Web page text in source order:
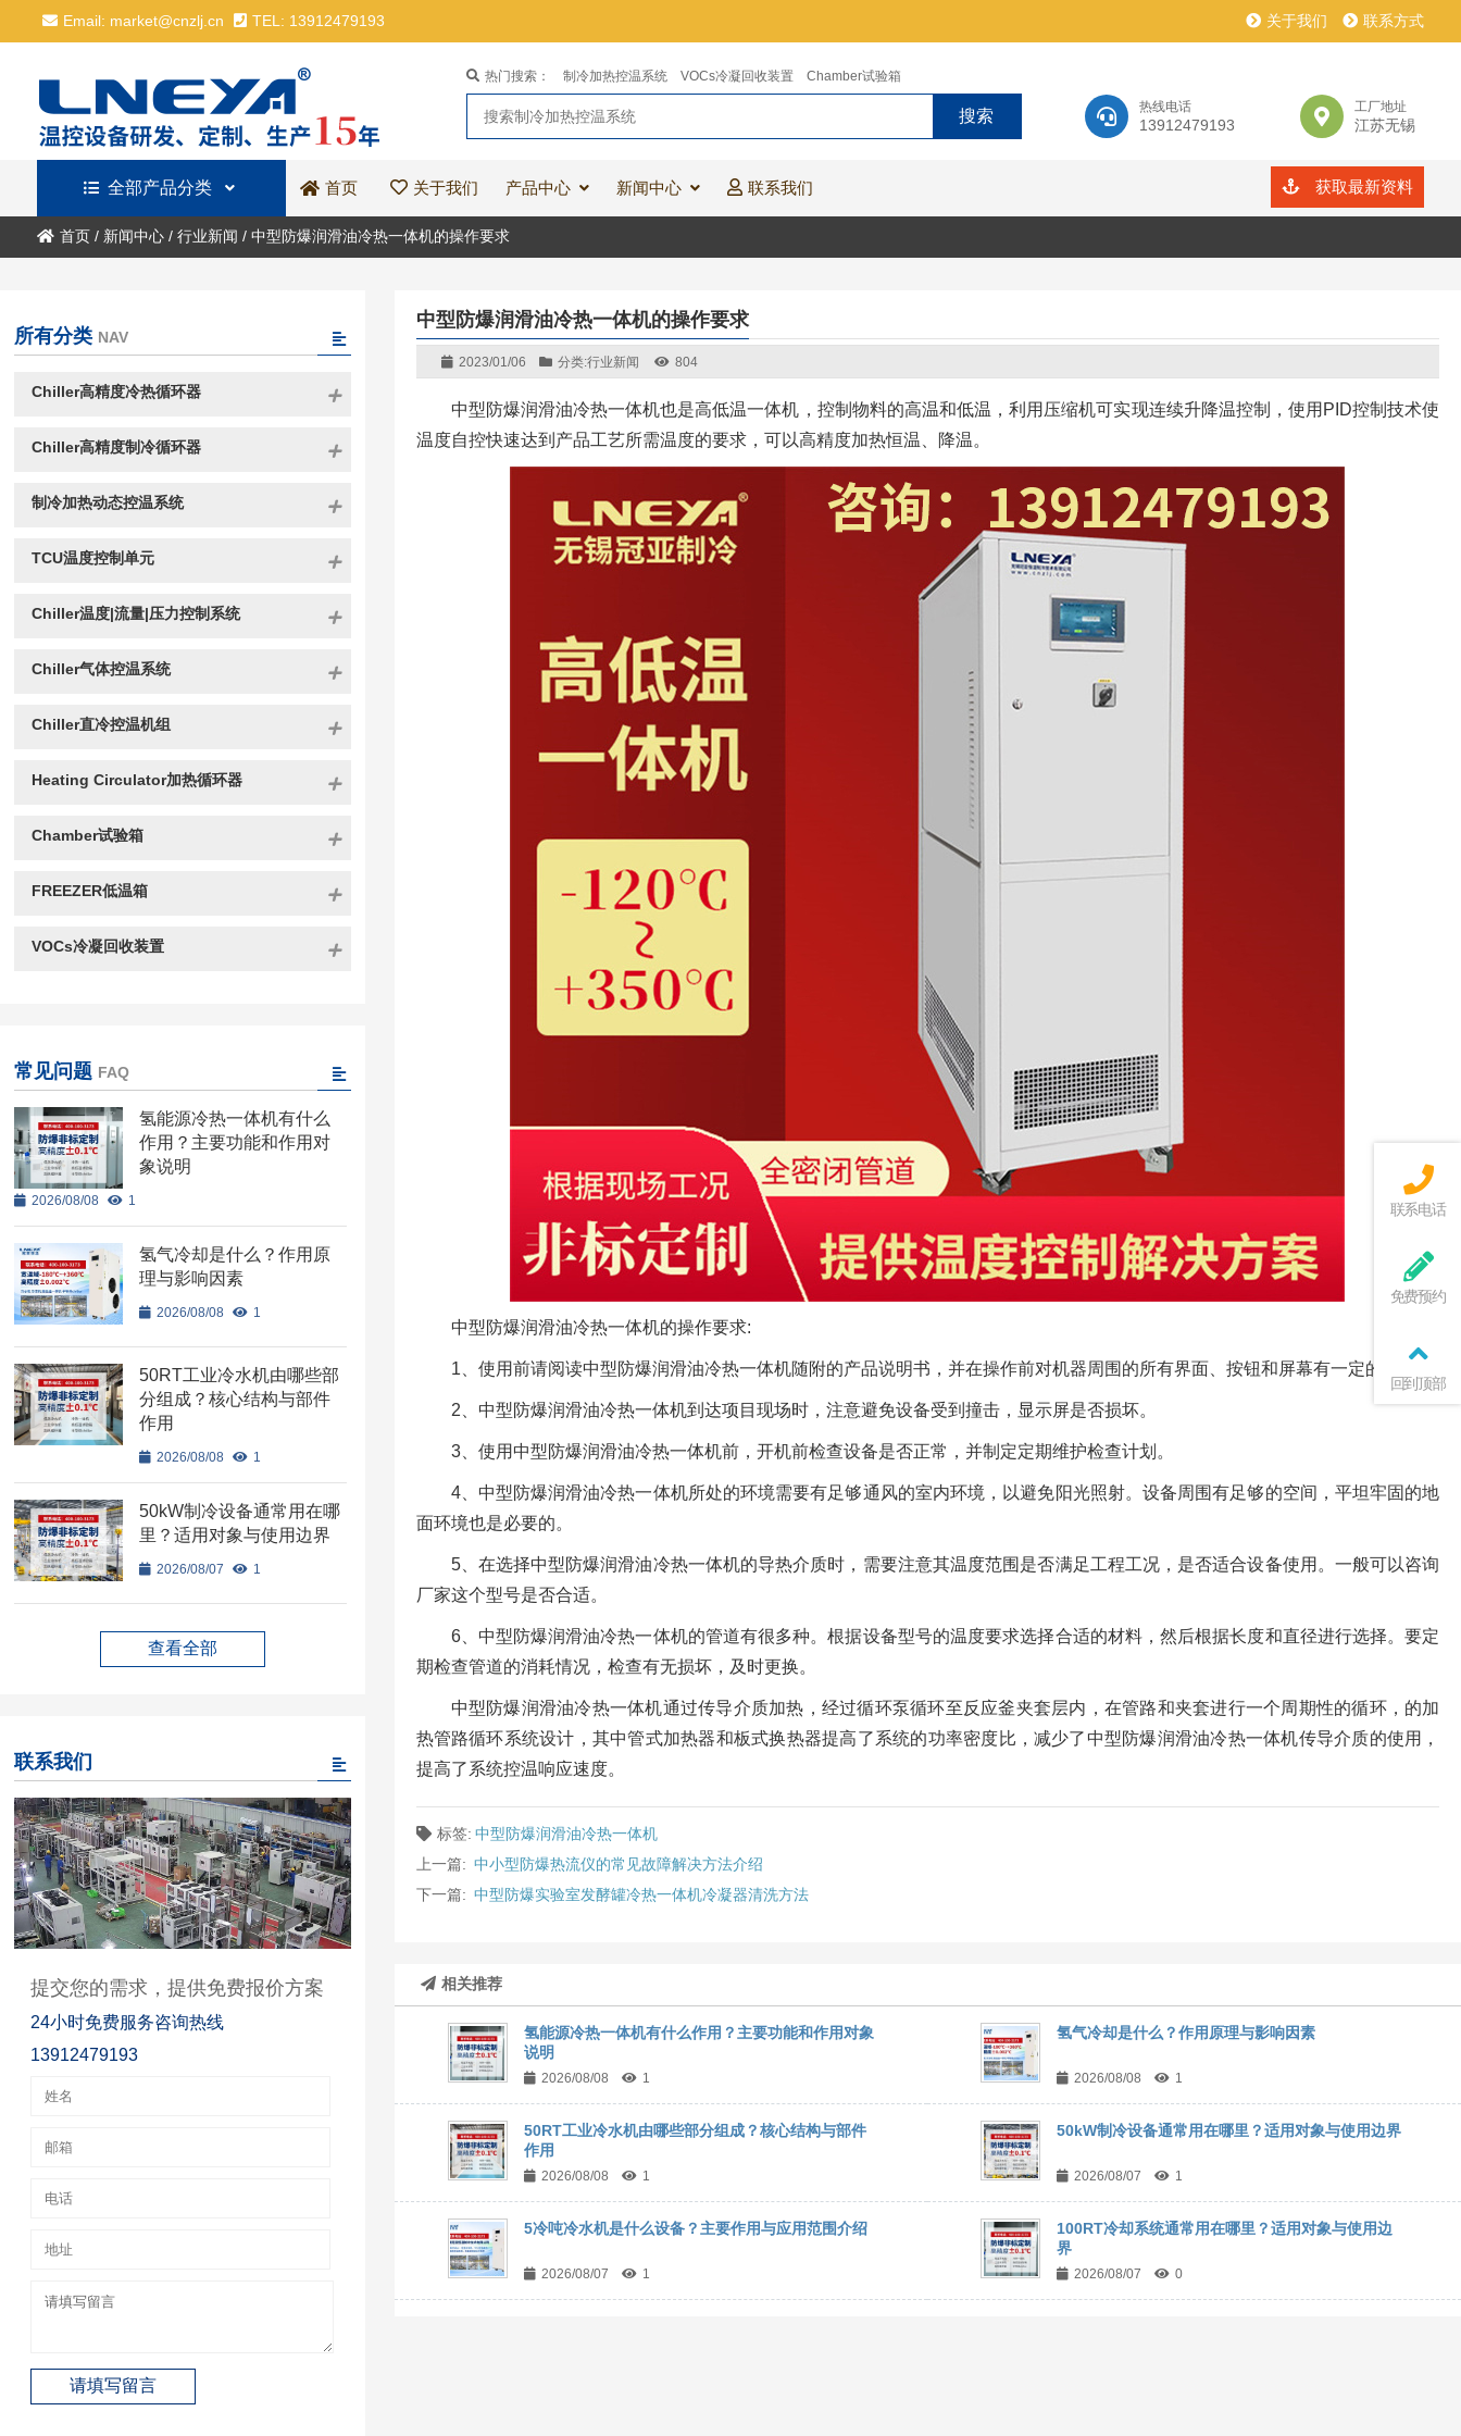
Email: market@cnzlj.cn TEL: 13912479193 关于我们 联系方式
热线电话
13912479193
工厂地址
江苏无锡
热门搜索： 制冷加热控温系统 VOCs冷凝回收装置 Chamber试验箱
全部产品分类 首页 关于我们 产品中心 新闻中心 联系我们 获取最新资料
首页/ 新闻中心/ 行业新闻 / 中型防爆润滑油冷热一体机的操作要求
中型防爆润滑油冷热一体机的操作要求
2023/01/06 分类:行业新闻 804
中型防爆润滑油冷热一体机也是高低温一体机，控制物料的高温和低温，利用压缩机可实现连续升降温控制，使用PID控制技术使
温度自控快速达到产品工艺所需温度的要求，可以高精度加热恒温、降温。
中型防爆润滑油冷热一体机的操作要求:
1、使用前请阅读中型防爆润滑油冷热一体机随附的产品说明书，并在操作前对机器周围的所有界面、按钮和屏幕有一定的了解。
2、中型防爆润滑油冷热一体机到达项目现场时，注意避免设备受到撞击，显示屏是否损坏。
3、使用中型防爆润滑油冷热一体机前，开机前检查设备是否正常，并制定定期维护检查计划。
4、中型防爆润滑油冷热一体机所处的环境需要有足够通风的室内环境，以避免阳光照射。设备周围有足够的空间，平坦牢固的地
面环境也是必要的。
5、在选择中型防爆润滑油冷热一体机的导热介质时，需要注意其温度范围是否满足工程工况，是否适合设备使用。一般可以咨询
厂家这个型号是否合适。
6、中型防爆润滑油冷热一体机的管道有很多种。根据设备型号的温度要求选择合适的材料，然后根据长度和直径进行选择。要定
期检查管道的消耗情况，检查有无损坏，及时更换。
中型防爆润滑油冷热一体机通过传导介质加热，经过循环泵循环至反应釜夹套层内，在管路和夹套进行一个周期性的循环，的加
热管路循环系统设计，其中管式加热器和板式换热器提高了系统的功率密度比，减少了中型防爆润滑油冷热一体机传导介质的使用，
提高了系统控温响应速度。
标签: 中型防爆润滑油冷热一体机
上一篇: 中小型防爆热流仪的常见故障解决方法介绍
下一篇: 中型防爆实验室发酵罐冷热一体机冷凝器清洗方法
相关推荐
氢能源冷热一体机有什么作用？主要功能和作用对象
说明
2026/08/08 1
氢气冷却是什么？作用原理与影响因素
2026/08/08 1
50RT工业冷水机由哪些部分组成？核心结构与部件
作用
2026/08/08 1
50kW制冷设备通常用在哪里？适用对象与使用边界
2026/08/07 1
5冷吨冷水机是什么设备？主要作用与应用范围介绍
2026/08/07 1
100RT冷却系统通常用在哪里？适用对象与使用边
界
2026/08/07 0
所有分类 NAV
Chiller高精度冷热循环器
Chiller高精度制冷循环器
制冷加热动态控温系统
TCU温度控制单元
Chiller温度|流量|压力控制系统
Chiller气体控温系统
Chiller直冷控温机组
Heating Circulator加热循环器
Chamber试验箱
FREEZER低温箱
VOCs冷凝回收装置
常见问题 FAQ
氢能源冷热一体机有什么
作用？主要功能和作用对
象说明
2026/08/08 1
氢气冷却是什么？作用原
理与影响因素
2026/08/08 1
50RT工业冷水机由哪些部
分组成？核心结构与部件
作用
2026/08/08 1
50kW制冷设备通常用在哪
里？适用对象与使用边界
2026/08/07 1
查看全部
联系我们
提交您的需求，提供免费报价方案
24小时免费服务咨询热线
13912479193
联系电话
免费预约
回到顶部